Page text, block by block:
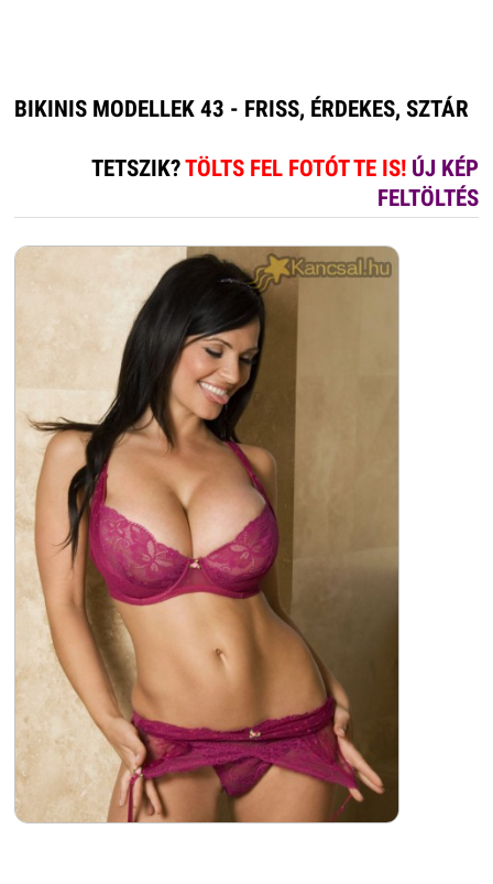
BIKINIS MODELLEK 43 - FRISS, ÉRDEKES, SZTÁR
TETSZIK?TÖLTS FEL FOTÓT TE IS! ÚJ KÉP
FELTÖLTÉS